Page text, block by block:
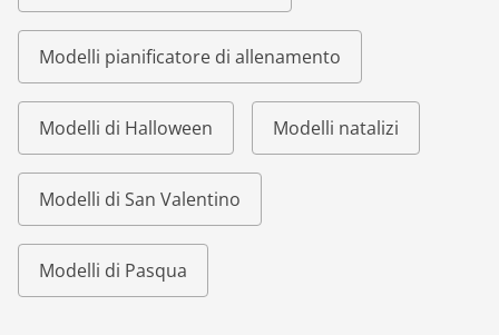
Modelli pianificatore di allenamento
Modelli di Halloween Modelli natalizi
Modelli di San Valentino
Modelli di Pasqua